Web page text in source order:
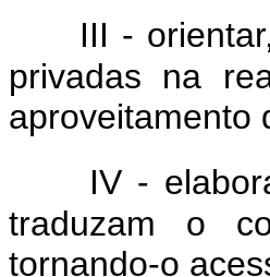
III -
privadas na
aproveitamento
IV -
traduzam o
tornando-o